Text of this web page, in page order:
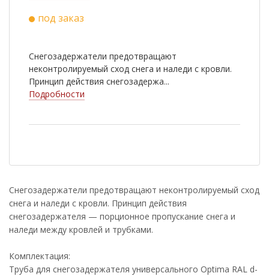
под заказ
Снегозадержатели предотвращают
неконтролируемый сход снега и наледи с кровли.
Принцип действия снегозадержа...
Подробности
Снегозадержатели предотвращают неконтролируемый сход
снега и наледи с кровли. Принцип действия
снегозадержателя — порционное пропускание снега и
наледи между кровлей и трубками.
Комплектация:
Труба для снегозадержателя универсального Optima RAL d-